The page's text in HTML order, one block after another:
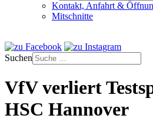
Kontakt, Anfahrt &
Mitschnitte
Suchen
VfV verliert
HSC Hannover